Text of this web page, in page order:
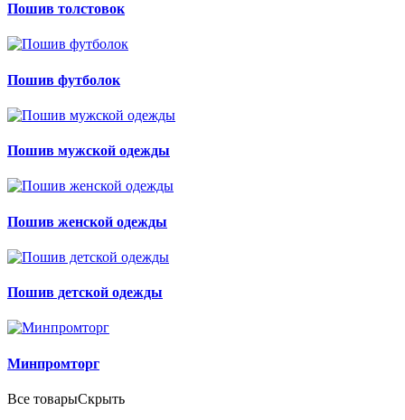
Пошив толстовок
Пошив футболок
Пошив мужской одежды
Пошив женской одежды
Пошив детской одежды
Минпромторг
Все товарыСкрыть